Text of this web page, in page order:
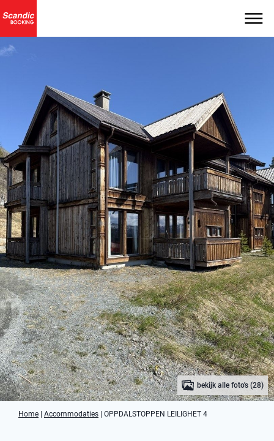
bekijk alle foto's (28)
Home Accommodaties OPPDALSTOPPEN LEILIGHET 4